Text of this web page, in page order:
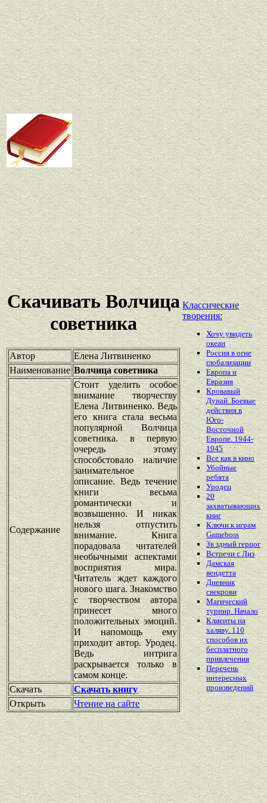
Скачивать Волчица
советника
Автор
Елена Литвиненко
Наименование Волчица советника
Содержание
Стоит уделить особое
внимание творчеству
Елена Литвиненко. Ведь
его книга стала весьма
популярной Волчица
советника. в первую
очередь этому
способстовало наличие
занимательное
описание. Ведь течение
книги весьма
романтически и
возвышенно. И никак
нельзя отпустить
внимание. Книга
порадовала читателей
необычными аспектами
восприятия мира.
Читатель ждет каждого
нового шага. Знакомство
с творчеством автора
принесет много
положительных эмоций.
И напомощь ему
приходит автор. Уродец.
Ведь интрига
раскрывается только в
самом конце.
Скачать
Скачать книгу
Открыть
Чтение на сайте
Классические
творения:
Хочу увидеть
океан
Россия в огне
глобализации
Европа и
Евразия
Кровавый
Дунай. Боевые
действия в
Юго-
Восточной
Европе. 1944-
1945
Все как в кино
Убойные
ребята
Уродец
20
захватывающих
книг
Ключи к играм
Gameboss
Зв здный герцог
Встречи с Лиз
Дамская
вендетта
Дневник
свекрови
Магический
турнир. Начало
Клиенты на
халяву. 110
способов их
бесплатного
привлечения
Перечень
интересных
произведений